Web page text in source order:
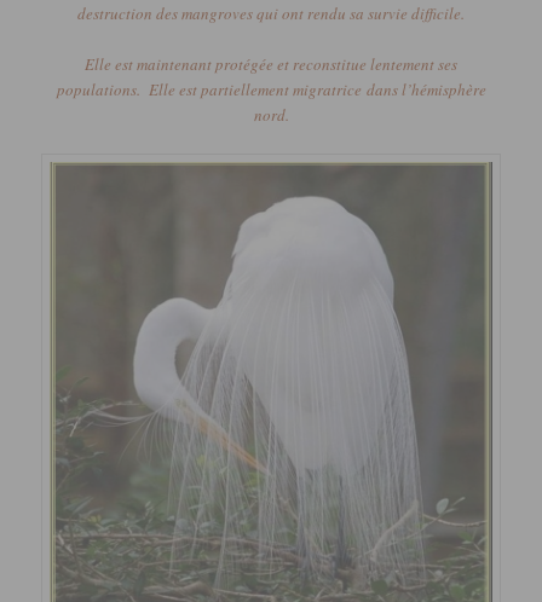
destruction des mangroves qui ont rendu sa survie difficile.
Elle est maintenant protégée et reconstitue lentement ses
populations. Elle est partiellement migratrice dans l’hémisphère
nord.